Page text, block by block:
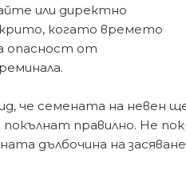
или директно
когато времето
опасност от
че семената на невен
покълнат правилно. Не
дълбочина на